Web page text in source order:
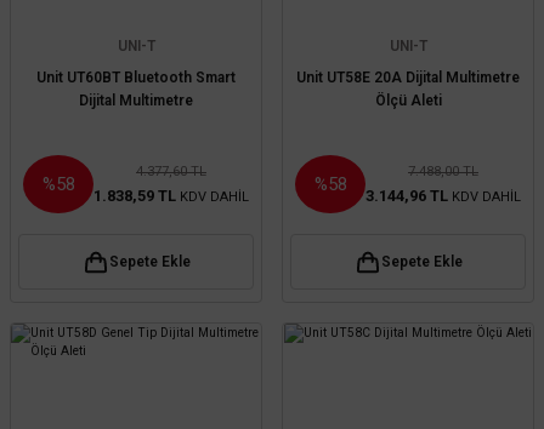
UNI-T
Unit UT60BT Bluetooth Smart
Dijital Multimetre
%58
4.377,60 TL
1.838,59 TL KDV DAHİL
Sepete Ekle
UNI-T
Unit UT58E 20A Dijital Multimetre
Ölçü Aleti
%58
7.488,00 TL
3.144,96 TL KDV DAHİL
Sepete Ekle